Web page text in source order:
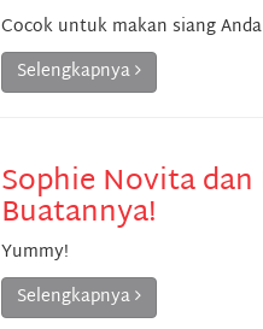
Cocok untuk makan siang Anda
Selengkapnya
Sophie Novita
Buatannya!
Yummy!
Selengkapnya